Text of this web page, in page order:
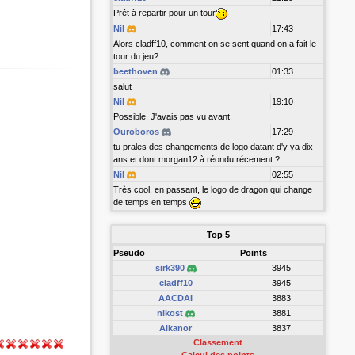
Prêt à repartir pour un tour
Nil
17:43
Alors cladff10, comment on se sent quand on a fait le
tour du jeu?
beethoven
01:33
salut
Nil
19:10
Possible. J'avais pas vu avant.
Ouroboros
17:29
tu prales des changements de logo datant d'y ya dix
ans et dont morgan12 à réondu récement ?
Nil
02:55
Très cool, en passant, le logo de dragon qui change
de temps en temps
Top 5
Pseudo
Points
sirk390
3945
cladff10
3945
AACDAI
3883
nikost
3881
Alkanor
3837
Classement